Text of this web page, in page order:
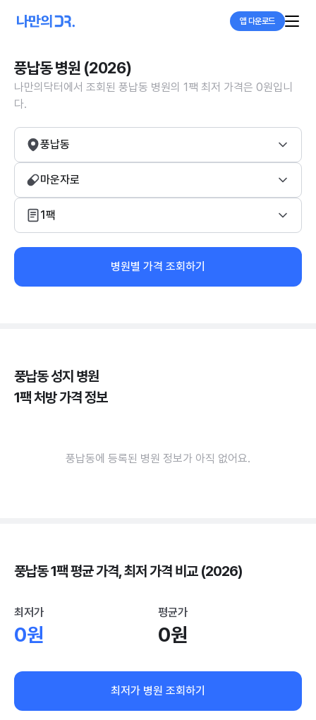
앱 다운로드
풍납동 병원 (2026)
나만의닥터에서 조회된 풍납동 병원의 1팩 최저 가격은 0원입니
다.
풍납동
마운자로
1팩
병원별 가격 조회하기
풍납동 성지 병원
1팩 처방 가격 정보
풍납동에 등록된 병원 정보가 아직 없어요.
풍납동 1팩 평균 가격, 최저 가격 비교 (2026)
최저가
0원
평균가
0원
최저가 병원 조회하기